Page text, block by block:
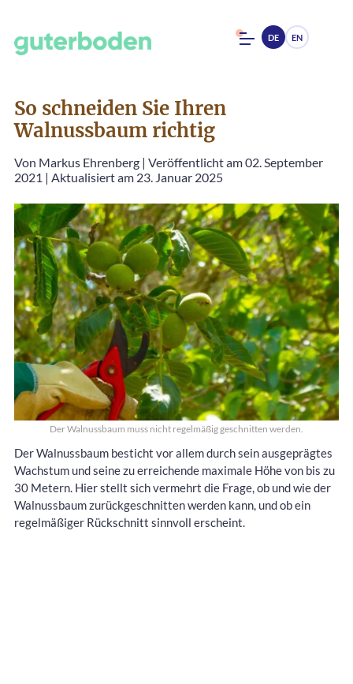
DE EN
So schneiden Sie Ihren
Walnussbaum richtig
Von Markus Ehrenberg | Veröffentlicht am 02. September
2021 | Aktualisiert am 23. Januar 2025
Der Walnussbaum muss nicht regelmäßig geschnitten werden.
Der Walnussbaum besticht vor allem durch sein ausgeprägtes
Wachstum und seine zu erreichende maximale Höhe von bis zu
30 Metern. Hier stellt sich vermehrt die Frage, ob und wie der
Walnussbaum zurückgeschnitten werden kann, und ob ein
regelmäßiger Rückschnitt sinnvoll erscheint.